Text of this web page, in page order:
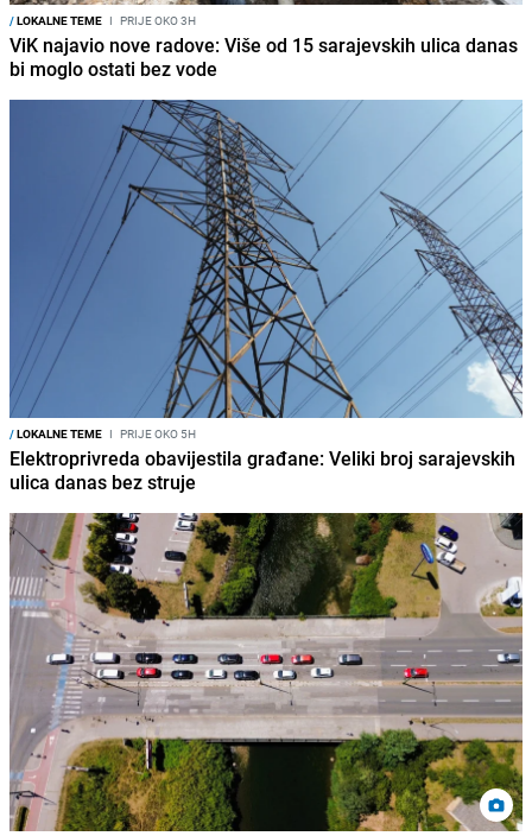
/LOKALNE TEME I PRIJE OKO 3H
ViK najavio nove radove: Više od 15 sarajevskih ulica danas
bi moglo ostati bez vode
/LOKALNE TEME I PRIJE OKO 5H
Elektroprivreda obavijestila građane: Veliki broj sarajevskih
ulica danas bez struje